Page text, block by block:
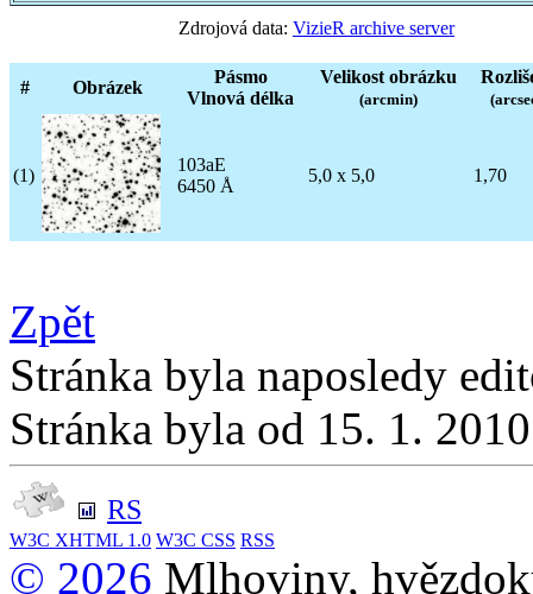
Zdrojová data: VizieR archive server
# Obrázek
Pásmo
Vlnová délka
Velikost obrázku
(arcmin)
(1)
103aE
6450 Å
5,0 x 5,0 1,70
Zpět
Stránka byla naposledy
Stránka byla od 15. 1.
RS
W3C XHTML 1.0 W3C CSS RSS
© 2026 Mlhoviny,